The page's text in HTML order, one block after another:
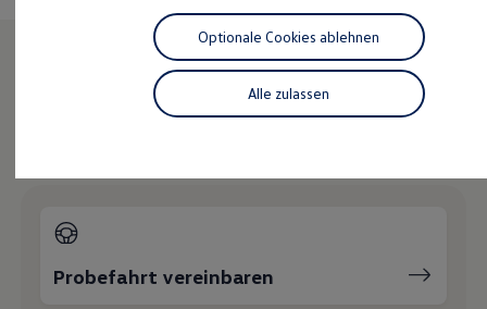
Lifestyle Shop
T-Roc Kollektion
Golf Kollektion
ID. Kollektion
Volkswagen Kollektion
R-Kollektion
Service und Ersatzteile
Inspektion und HU/AU
Wie können wir
Probefahrt vereinbaren
Alle zulassen
Optionale Cookies ablehnen